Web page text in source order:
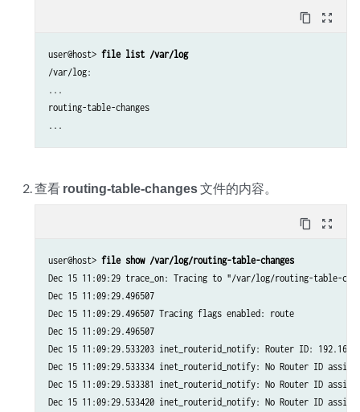
content_copy zoom_out_map
user@host> file list /var/log
/var/log:
...
routing-table-changes
...
查看 routing-table-changes文件的内容。
content_copy zoom_out_map
user@host> file show /var/log/routing-table-changes
Dec 15 11:09:29 trace_on: Tracing to "/var/log/routing-table-
Dec 15 11:09:29.496507
Dec 15 11:09:29.496507 Tracing flags enabled: route
Dec 15 11:09:29.496507
Dec 15 11:09:29.533203 inet_routerid_notify: Router ID:
Dec 15 11:09:29.533334 inet_routerid_notify: No Router ID
Dec 15 11:09:29.533381 inet_routerid_notify: No Router ID
Dec 15 11:09:29.533420 inet_routerid_notify: No Router ID